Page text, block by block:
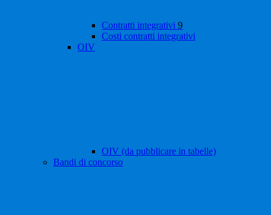
Contratti integrativi 9
Costi contratti integrativi
OIV
OIV (da pubblicare in tabelle)
Bandi di concorso